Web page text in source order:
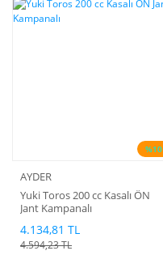
%10
AYDER
Yuki Toros 200 cc Kasalı ÖN
Jant Kampanalı
4.134,81 TL
4.594,23 TL